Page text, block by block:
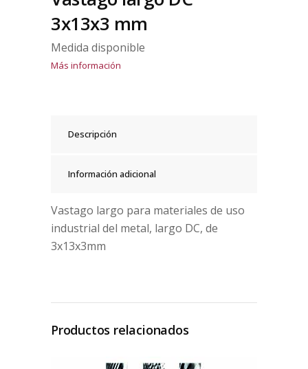
3x13x3 mm
Medida disponible
Más información
Descripción
Información adicional
Vastago largo para materiales de uso
industrial del metal, largo DC, de
3x13x3mm
Productos relacionados